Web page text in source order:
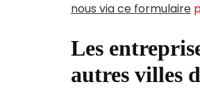
nous via ce formulaire
Les
autres villes